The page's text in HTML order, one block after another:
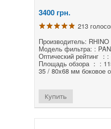
3400 грн.
213
Производитель: RHINO
Модель фильтра: :
Оптический рейтинг ：:
Площадь обзора ： :
35 / 80x68 мм боковое
Купить